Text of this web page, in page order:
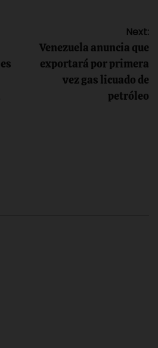
Next:
Venezuela anuncia que
exportará por primera
vez gas licuado de
petróleo